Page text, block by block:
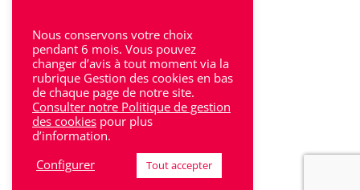
Bron
Lyon
Lyon 6
Villeurbanne
Calluire
Nous conservons votre choix
pendant 6 mois. Vous pouvez
changer d’avis à tout moment via la
rubrique Gestion des cookies en bas
de chaque page de notre site.
Consulter notre Politique de gestion
des cookies pour plus
d’information.
Configurer
Tout accepter